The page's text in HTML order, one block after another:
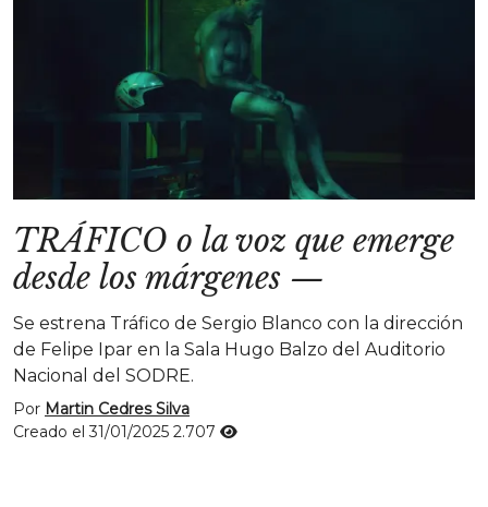
TRÁFICO o la voz que emerge
desde los márgenes —
Se estrena Tráfico de Sergio Blanco con la dirección
de Felipe Ipar en la Sala Hugo Balzo del Auditorio
Nacional del SODRE.
Por Martin Cedres Silva
Creado el 31/01/2025 2.707